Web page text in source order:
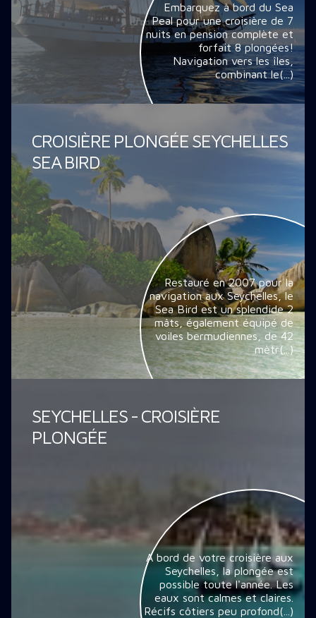
Embarquez à bord du Sea
Peal pour une croisière de 7
nuits en pension complète et
forfait 8 plongées!
Navigation vers les îles,
combinant le(...)
CROISIÈRE PLONGÉE SEYCHELLES
SEA BIRD
Restauré en 2007 pour la
navigation aux Seychelles, le
Sea Bird est un splendide 2
mâts, également équipé de
voiles bermudiennes, de 42
mètr(...)
SEYCHELLES - CROISIÈRE
PLONGÉE
A bord de votre croisière aux
Seychelles, la plongée est
possible toute l'année. Les
eaux sont calmes et claires.
Récifs côtiers peu profond(...)